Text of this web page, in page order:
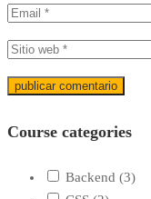
Course categories
Backend (3)